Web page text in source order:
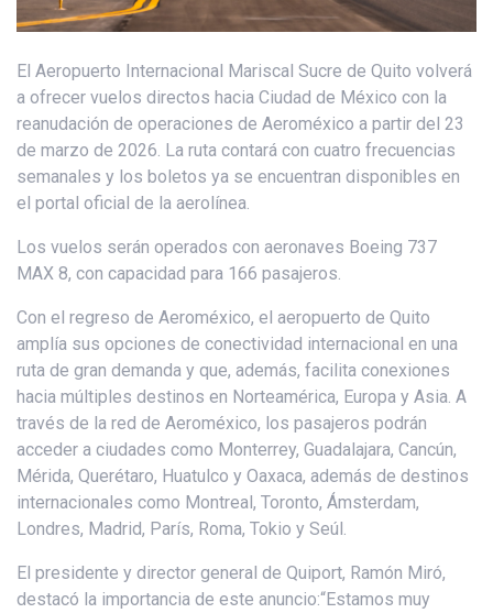
El Aeropuerto Internacional Mariscal Sucre de Quito volverá
a ofrecer vuelos directos hacia Ciudad de México con la
reanudación de operaciones de Aeroméxico a partir del 23
de marzo de 2026. La ruta contará con cuatro frecuencias
semanales y los boletos ya se encuentran disponibles en
el portal oficial de la aerolínea.
Los vuelos serán operados con aeronaves Boeing 737
MAX 8, con capacidad para 166 pasajeros.
Con el regreso de Aeroméxico, el aeropuerto de Quito
amplía sus opciones de conectividad internacional en una
ruta de gran demanda y que, además, facilita conexiones
hacia múltiples destinos en Norteamérica, Europa y Asia. A
través de la red de Aeroméxico, los pasajeros podrán
acceder a ciudades como Monterrey, Guadalajara, Cancún,
Mérida, Querétaro, Huatulco y Oaxaca, además de destinos
internacionales como Montreal, Toronto, Ámsterdam,
Londres, Madrid, París, Roma, Tokio y Seúl.
El presidente y director general de Quiport, Ramón Miró,
destacó la importancia de este anuncio:“Estamos muy